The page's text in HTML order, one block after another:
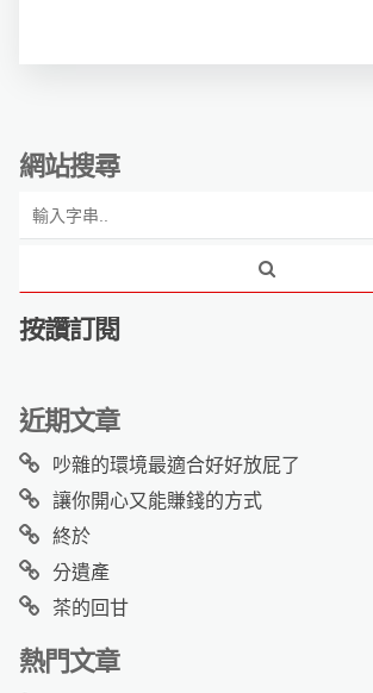
網站搜尋
按讚訂閱
近期文章
吵雜的環境最適合好好放屁了
讓你開心又能賺錢的方式
終於
分遺產
茶的回甘
熱門文章